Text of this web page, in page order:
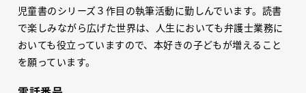
児童書のシリーズ３作目の執筆活動に勤しんでいます。読書
で楽しみながら広げた世界は、人生においても弁護士業務に
おいても役立っていますので、本好きの子どもが増えること
を願っています。